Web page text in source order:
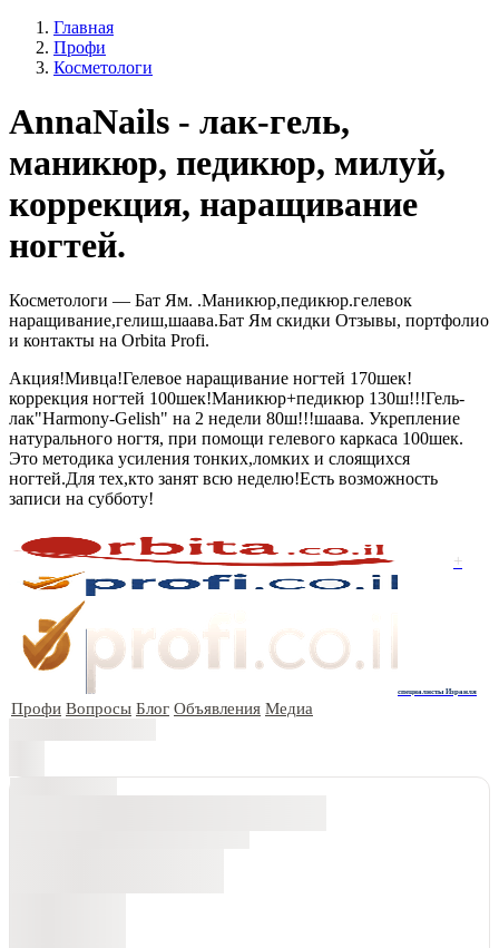
Главная
Профи
Косметологи
AnnaNails - лак-гель,
маникюр, педикюр, милуй,
коррекция, наращивание
ногтей.
Косметологи — Бат Ям. .Маникюр,педикюр.гелевок
наращивание,гелиш,шаава.Бат Ям скидки Отзывы, портфолио
и контакты на Orbita Profi.
Акция!Мивца!Гелевое наращивание ногтей 170шек!
коррекция ногтей 100шек!Маникюр+педикюр 130ш!!!Гель-
лак"Harmony-Gelish" на 2 недели 80ш!!!шаава. Укрепление
натурального ногтя, при помощи гелевого каркаса 100шек.
Это методика усиления тонких,ломких и слоящихся
ногтей.Для тех,кто занят всю неделю!Есть возможность
записи на субботу!
+
специалисты Израиля
Профи Вопросы Блог Объявления Медиа